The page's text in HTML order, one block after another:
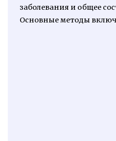
заболевания и общее
Основные методы